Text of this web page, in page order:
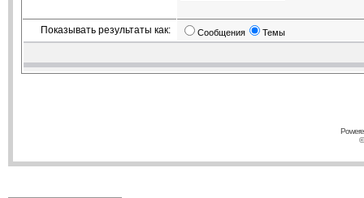
Показывать результаты как: Сообщения Темы